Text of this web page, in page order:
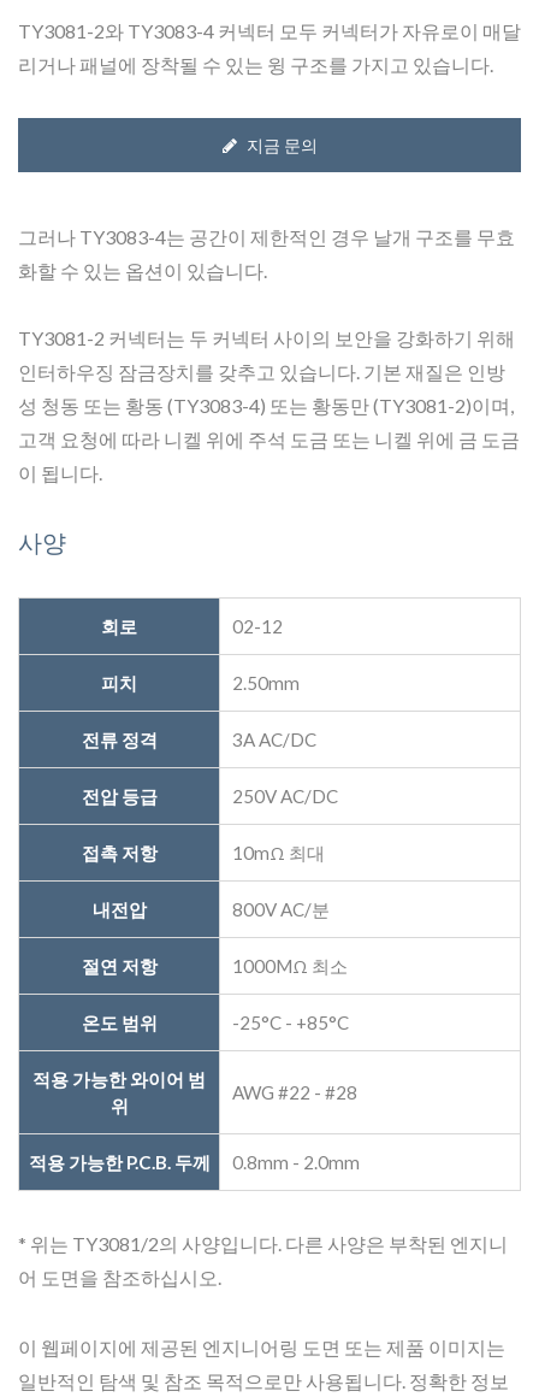
TY3081-2와 TY3083-4 커넥터 모두 커넥터가 자유로이 매달
리거나 패널에 장착될 수 있는 윙 구조를 가지고 있습니다.
지금 문의
그러나 TY3083-4는 공간이 제한적인 경우 날개 구조를 무효
화할 수 있는 옵션이 있습니다.
TY3081-2 커넥터는 두 커넥터 사이의 보안을 강화하기 위해
인터하우징 잠금장치를 갖추고 있습니다. 기본 재질은 인방
성 청동 또는 황동 (TY3083-4) 또는 황동만 (TY3081-2)이며,
고객 요청에 따라 니켈 위에 주석 도금 또는 니켈 위에 금 도금
이 됩니다.
사양
회로 02-12
피치 2.50mm
전류 정격 3A AC/DC
전압 등급 250V AC/DC
접촉 저항 10mΩ 최대
내전압 800V AC/분
절연 저항 1000MΩ 최소
온도 범위 -25°C - +85°C
적용 가능한 와이어 범
위
AWG #22 - #28
적용 가능한 P.C.B. 두께 0.8mm - 2.0mm
* 위는 TY3081/2의 사양입니다. 다른 사양은 부착된 엔지니
어 도면을 참조하십시오.
이 웹페이지에 제공된 엔지니어링 도면 또는 제품 이미지는
일반적인 탐색 및 참조 목적으로만 사용됩니다. 정확한 정보